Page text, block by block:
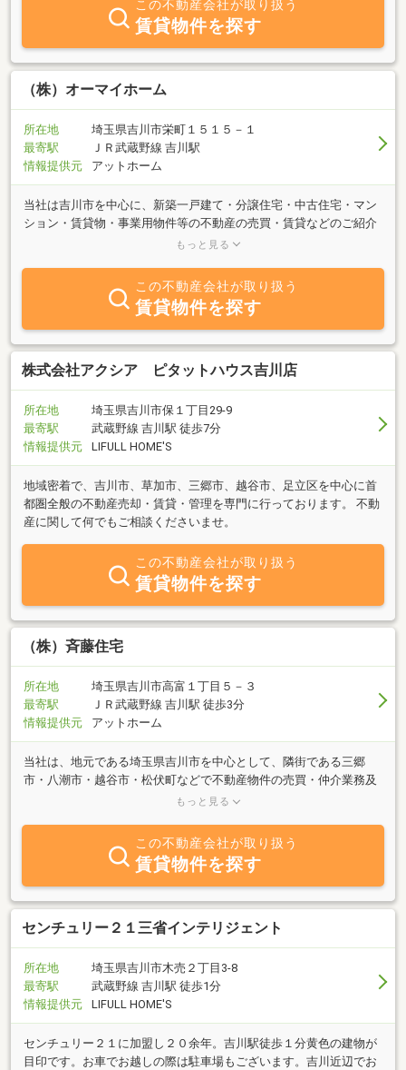
この不動産会社が取り扱う
賃貸物件を探す
（株）オーマイホーム
所在地
埼玉県吉川市栄町１５１５－１
最寄駅
ＪＲ武蔵野線 吉川駅
情報提供元
アットホーム
当社は吉川市を中心に、新築一戸建て・分譲住宅・中古住宅・マン
ション・賃貸物・事業用物件等の不動産の売買・賃貸などのご紹介
を主な業務内容とする会社です。特に吉川市・三郷市・八潮市・越
い」「借りたい」の不動産に関する質問は何でもお気軽にご相談く
ださい。豊富な情報力でお客様のご希望に合わせたスピーディな対
応を心掛けております。まずはお気軽にお問い合わせの方宜しくお
願いいたします。 ＴＥＬ０４８－９４０－６７２８
もっと見る
この不動産会社が取り扱う
賃貸物件を探す
株式会社アクシア ピタットハウス吉川店
所在地
埼玉県吉川市保１丁目29-9
最寄駅
武蔵野線 吉川駅 徒歩7分
情報提供元
LIFULL HOME'S
地域密着で、吉川市、草加市、三郷市、越谷市、足立区を中心に首
都圏全般の不動産売却・賃貸・管理を専門に行っております。 不動
産に関して何でもご相談くださいませ。
この不動産会社が取り扱う
賃貸物件を探す
（株）斉藤住宅
所在地
埼玉県吉川市高富１丁目５－３
最寄駅
ＪＲ武蔵野線 吉川駅 徒歩3分
情報提供元
アットホーム
当社は、地元である埼玉県吉川市を中心として、隣街である三郷
市・八潮市・越谷市・松伏町などで不動産物件の売買・仲介業務及
び賃貸業務等不動産物件に関する様々なお手伝いをさせていただい
貸、マイホームの購入のご相談から、不動産資産の運用に至るま
で、全てワンストップでお客様を全面的にサポートさせていただき
もっと見る
この不動産会社が取り扱う
賃貸物件を探す
センチュリー２１三省インテリジェント
所在地
埼玉県吉川市木売２丁目3-8
最寄駅
武蔵野線 吉川駅 徒歩1分
情報提供元
LIFULL HOME'S
センチュリー２１に加盟し２０余年。吉川駅徒歩１分黄色の建物が
目印です。お車でお越しの際は駐車場もございます。吉川近辺でお